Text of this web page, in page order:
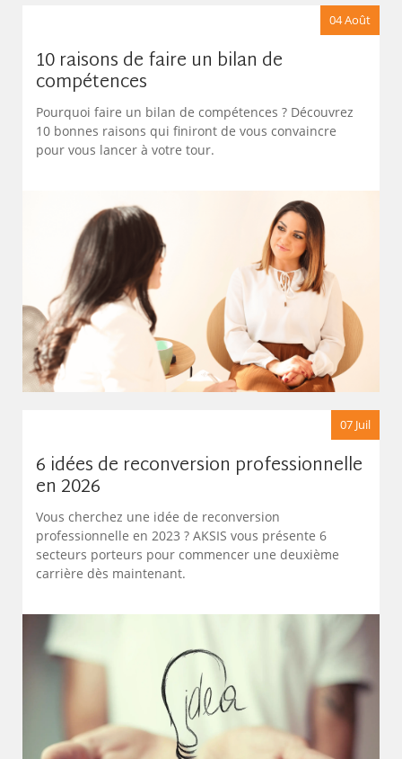
04 Août
10 raisons de faire un bilan de
compétences
Pourquoi faire un bilan de compétences ? Découvrez
10 bonnes raisons qui finiront de vous convaincre
pour vous lancer à votre tour.
07 Juil
6 idées de reconversion professionnelle
en 2026
Vous cherchez une idée de reconversion
professionnelle en 2023 ? AKSIS vous présente 6
secteurs porteurs pour commencer une deuxième
carrière dès maintenant.